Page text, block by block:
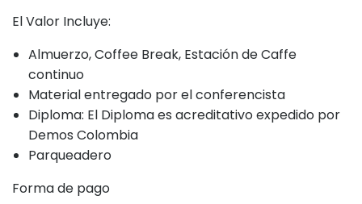
El Valor Incluye:
Almuerzo, Coffee Break, Estación de Caffe
continuo
Material entregado por el conferencista
Diploma: El Diploma es acreditativo expedido por
Demos Colombia
Parqueadero
Forma de pago